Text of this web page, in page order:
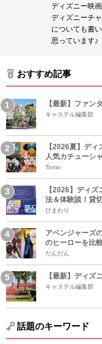
ディズニー映
ディズニーチ
についても書
思っています♪
おすすめ記事
【最新】ファン
キャステル編集部
【2026夏】デ
人気カチューシ
Tomo
【2026】ディ
法＆体験談！貸
ひまわり
アベンジャーズ
のヒーローを比較
だんだん
【最新】ディズ
キャステル編集部
話題のキーワード